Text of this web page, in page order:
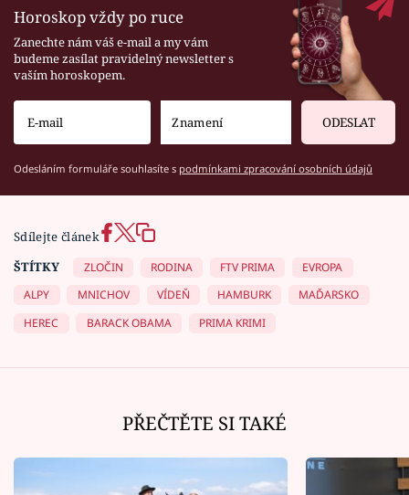
Horoskop vždy po ruce
Zanechte nám váš e-mail a my vám
budeme zasílat pravidelný newsletter s
vaším horoskopem.
ODESLAT
Odesláním formuláře souhlasíte s podmínkami zpracování osobních údajů
Sdílejte článek
ŠTÍTKY
ZLOČIN RODINA FTV PRIMA
EVROPA
ALPY
MNICHOV VÍDEŇ HAMBURK
MAĎARSKO
HEREC
BARACK OBAMA PRIMA KRIMI
PŘEČTĚTE SI TAKÉ